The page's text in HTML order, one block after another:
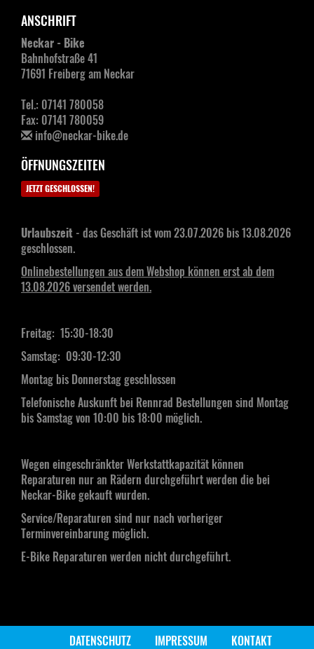
ANSCHRIFT
Neckar - Bike
Bahnhofstraße 41
71691 Freiberg am Neckar
Tel.: 07141 780058
Fax: 07141 780059
info@neckar-bike.de
ÖFFNUNGSZEITEN
JETZT GESCHLOSSEN!
Urlaubszeit - das Geschäft ist vom 23.07.2026 bis 13.08.2026
geschlossen.
Onlinebestellungen aus dem Webshop können erst ab dem
13.08.2026 versendet werden.
Freitag: 15:30-18:30
Samstag: 09:30-12:30
Montag bis Donnerstag geschlossen
Telefonische Auskunft bei Rennrad Bestellungen sind Montag
bis Samstag von 10:00 bis 18:00 möglich.
Wegen eingeschränkter Werkstattkapazität können
Reparaturen nur an Rädern durchgeführt werden die bei
Neckar-Bike gekauft wurden.
Service/Reparaturen sind nur nach vorheriger
Terminvereinbarung möglich.
E-Bike Reparaturen werden nicht durchgeführt.
DATENSCHUTZ IMPRESSUM KONTAKT